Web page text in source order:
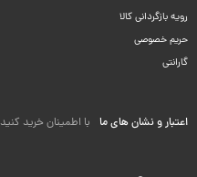
رویه بازگردانی کالا
حریم خصوصی
گارانتی
اعتبار و نشان های ما با اطمینان خرید کنید